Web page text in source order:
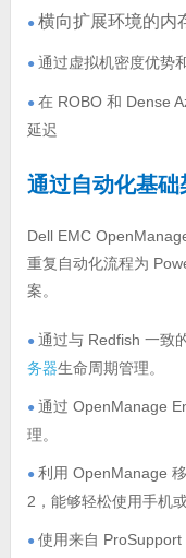
● 横向扩展环境的内
● 通过虚拟机密度优势
● 在 ROBO 和 Dense
延迟
通过自动化基
Dell EMC
重复自动化流程为
案。
● 通过与 Redfish 一致
务器生命周期管理。
● 通过 OpenManage
理。
● 利用 OpenManage
2，能够轻松使用手机
● 使用来自 ProSupport